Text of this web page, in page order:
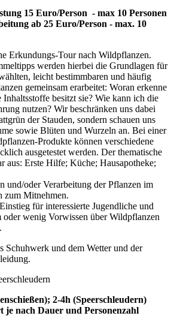
15 Euro/Person - max 10 Personen
ab 25 Euro/Person - max. 10
Erkundungs-Tour nach Wildpflanzen.
werden hierbei die Grundlagen für
leicht bestimmbaren und häufig
gemeinsam erarbeitet: Woran erkenne
besitzt sie? Wie kann ich die
nutzen? Wir beschränken uns dabei
der Stauden, sondern schauen uns
sowie Blüten und Wurzeln an. Bei einer
Produkte können verschiedene
ausgetestet werden. Der thematische
aus: Erste Hilfe; Küche; Hausapotheke;
und/oder Verarbeitung der Pflanzen im
zum Mitnehmen.
für interessierte Jugendliche und
oder wenig Vorwissen über Wildpflanzen
Schuhwerk und dem Wetter und der
2-4h (Speerschleudern)
je nach Dauer und Personenzahl